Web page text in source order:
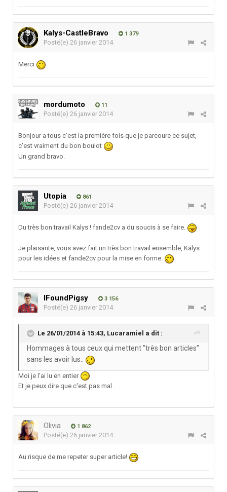
Kalys-CastleBravo 1 379
Posté(e) 26 janvier 2014
Merci
mordumoto 11
Posté(e) 26 janvier 2014
Bonjour a tous c'est la première fois que je parcoure ce sujet,
c'est vraiment du bon boulot
Un grand bravo.
Utopia 861
Posté(e) 26 janvier 2014
Du très bon travail Kalys ! fande2cv a du soucis à se faire.
Je plaisante, vous avez fait un très bon travail ensemble, Kalys
pour les idées et fande2cv pour la mise en forme.
IFoundPigsy 3 156
Posté(e) 26 janvier 2014
Le 26/01/2014 à 15:43, Lucaramiel a dit :
Hommages à tous ceux qui mettent "très bon articles"
sans les avoir lus..
Moi je l'ai lu en entier
Et je peux dire que c'est pas mal .
Olivia 1 862
Posté(e) 26 janvier 2014
Au risque de me repeter super article!